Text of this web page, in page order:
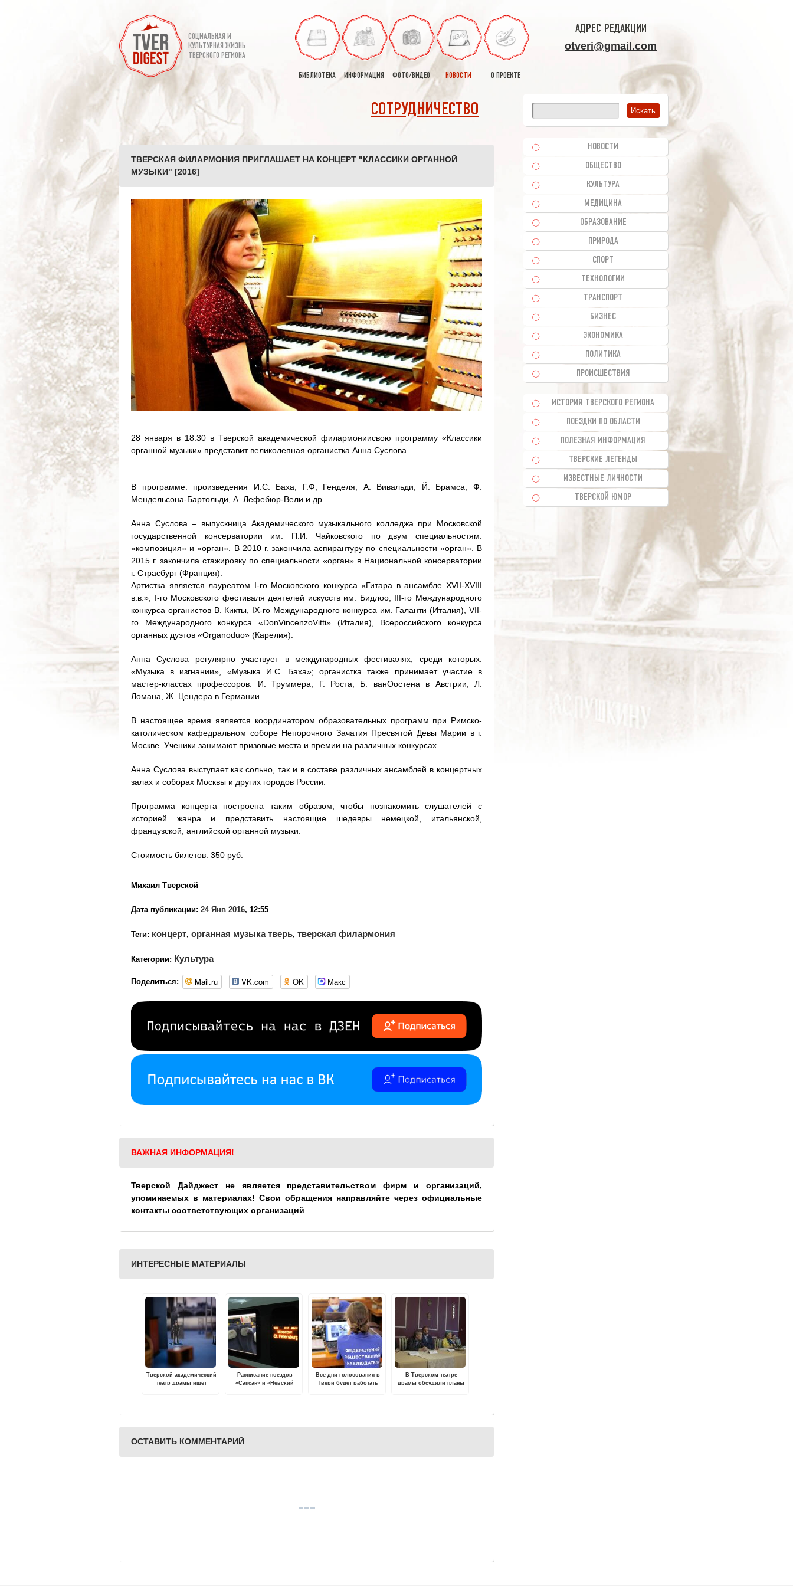
СОЦИАЛЬНАЯ И
КУЛЬТУРНАЯ ЖИЗНЬ
ТВЕРСКОГО РЕГИОНА
БИБЛИОТЕКА ИНФОРМАЦИЯ ФОТО/ВИДЕО НОВОСТИ О ПРОЕКТЕ
АДРЕС РЕДАКЦИИ
otveri@gmail.com
СОТРУДНИЧЕСТВО
ТВЕРСКАЯ ФИЛАРМОНИЯ ПРИГЛАШАЕТ НА КОНЦЕРТ "КЛАССИКИ ОРГАННОЙ
МУЗЫКИ" [2016]
28 января в 18.30 в Тверской академической филармониисвою программу «Классики
органной музыки» представит великолепная органистка Анна Суслова.
В программе: произведения И.С. Баха, Г.Ф, Генделя, А. Вивальди, Й. Брамса, Ф.
Мендельсона-Бартольди, А. Лефебюр-Вели и др.
Анна Суслова – выпускница Академического музыкального колледжа при Московской
государственной консерватории им. П.И. Чайковского по двум специальностям:
«композиция» и «орган». В 2010 г. закончила аспирантуру по специальности «орган». В
2015 г. закончила стажировку по специальности «орган» в Национальной консерватории
г. Страсбург (Франция).
Артистка является лауреатом I-го Московского конкурса «Гитара в ансамбле XVII-XVIII
в.в.», I-го Московского фестиваля деятелей искусств им. Бидлоо, III-го Международного
конкурса органистов В. Кикты, IX-го Международного конкурса им. Галанти (Италия), VII-
го Международного конкурса «DonVincenzoVitti» (Италия), Всероссийского конкурса
органных дуэтов «Organoduo» (Карелия).
Анна Суслова регулярно участвует в международных фестивалях, среди которых:
«Музыка в изгнании», «Музыка И.С. Баха»; органистка также принимает участие в
мастер-классах профессоров: И. Труммера, Г. Роста, Б. ванОостена в Австрии, Л.
Ломана, Ж. Цендера в Германии.
В настоящее время является координатором образовательных программ при Римско-
католическом кафедральном соборе Непорочного Зачатия Пресвятой Девы Марии в г.
Москве. Ученики занимают призовые места и премии на различных конкурсах.
Анна Суслова выступает как сольно, так и в составе различных ансамблей в концертных
залах и соборах Москвы и других городов России.
Программа концерта построена таким образом, чтобы познакомить слушателей с
историей жанра и представить настоящие шедевры немецкой, итальянской,
французской, английской органной музыки.
Стоимость билетов: 350 руб.
Михаил Тверской
Дата публикации: 24 Янв 2016, 12:55
Теги: концерт, органная музыка тверь, тверская филармония
Категории: Культура
Поделиться: Mail.ru VK.com OK Макс
ВАЖНАЯ ИНФОРМАЦИЯ!
Тверской Дайджест не является представительством фирм и организаций,
упоминаемых в материалах! Свои обращения направляйте через официальные
контакты соответствующих организаций
ИНТЕРЕСНЫЕ МАТЕРИАЛЫ
Тверской академический
театр драмы ищет
Расписание поездов
«Сапсан» и «Невский
Все дни голосования в
Твери будет работать
В Тверском театре
драмы обсудили планы
ОСТАВИТЬ КОММЕНТАРИЙ
НОВОСТИ
ОБЩЕСТВО
КУЛЬТУРА
МЕДИЦИНА
ОБРАЗОВАНИЕ
ПРИРОДА
СПОРТ
ТЕХНОЛОГИИ
ТРАНСПОРТ
БИЗНЕС
ЭКОНОМИКА
ПОЛИТИКА
ПРОИСШЕСТВИЯ
ИСТОРИЯ ТВЕРСКОГО РЕГИОНА
ПОЕЗДКИ ПО ОБЛАСТИ
ПОЛЕЗНАЯ ИНФОРМАЦИЯ
ТВЕРСКИЕ ЛЕГЕНДЫ
ИЗВЕСТНЫЕ ЛИЧНОСТИ
ТВЕРСКОЙ ЮМОР